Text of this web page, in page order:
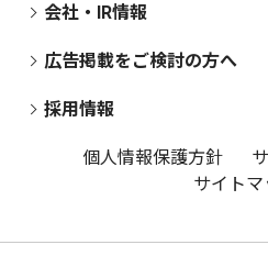
会社・IR情報
広告掲載をご検討の方へ
採用情報
個人情報保護方針
サイトマ